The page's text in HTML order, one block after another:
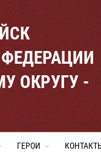
ОКРУГУ -
ГЕРОИ